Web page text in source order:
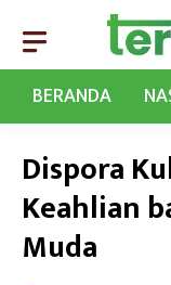
BERANDA
Dispora
Keahlian
Muda